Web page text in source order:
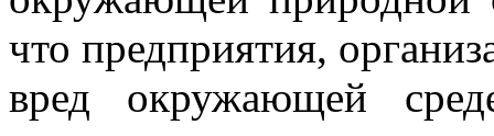
что предприятия,
вред окружающей